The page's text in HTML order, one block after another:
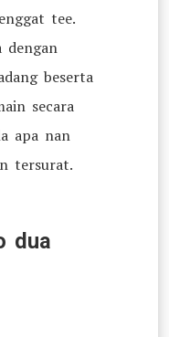
tee.
dengan
beserta
secara
apa nan
tersurat.
dua